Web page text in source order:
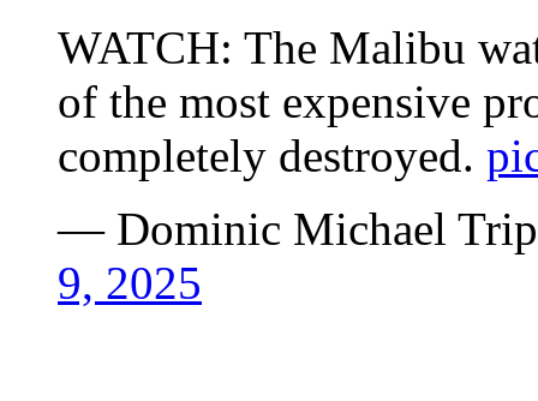
WATCH: The Malibu
of the most expensive
completely destroyed.
— Dominic Michael
9, 2025